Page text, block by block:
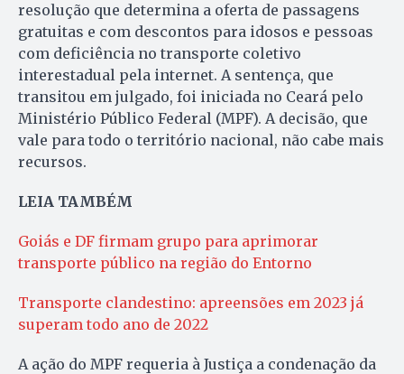
resolução que determina a oferta de passagens
gratuitas e com descontos para idosos e pessoas
com deficiência no transporte coletivo
interestadual pela internet. A sentença, que
transitou em julgado, foi iniciada no Ceará pelo
Ministério Público Federal (MPF). A decisão, que
vale para todo o território nacional, não cabe mais
recursos.
LEIA TAMBÉM
Goiás e DF firmam grupo para aprimorar
transporte público na região do Entorno
Transporte clandestino: apreensões em 2023 já
superam todo ano de 2022
A ação do MPF requeria à Justiça a condenação da